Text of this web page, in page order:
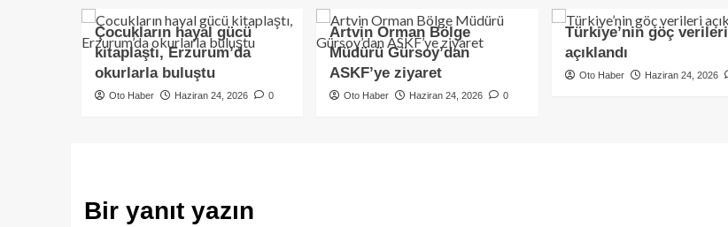
Çocukların hayal gücü
kitaplaştı, Erzurum’da
okurlarla buluştu
Oto Haber Haziran 24, 2026 0
Artvin Orman Bölge
Müdürü Gürsoy’dan
ASKF’ye ziyaret
Oto Haber Haziran 24, 2026 0
Türkiye’nin göç verileri
açıklandı
Oto Haber Haziran 24, 2026
Bir yanıt yazın